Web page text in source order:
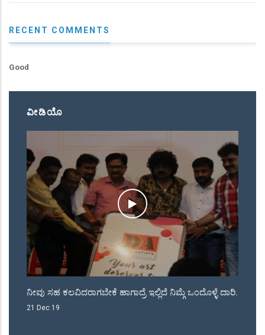
RECENT COMMENTS
Good
ವೀಡಿಯೊ
ದಾರಿ.
ಜೆಡಿಎಸ್ ಕೊಟೆಯಲ್ಲಿ ರಾಜಾ ವೆಂಕಟ್ಟಪ್ಪ ನಾಯಕ ಮತ್ತು